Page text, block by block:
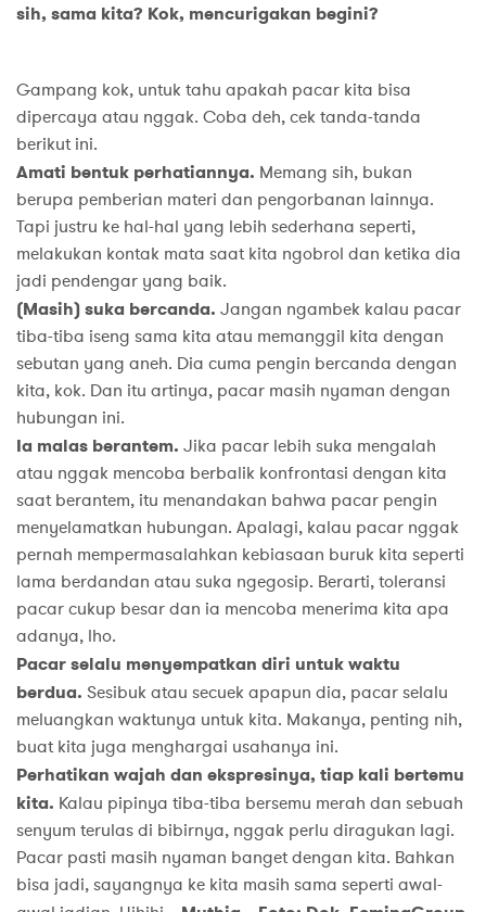
sih, sama kita? Kok, mencurigakan begini?
Gampang kok, untuk tahu apakah pacar kita bisa
dipercaya atau nggak. Coba deh, cek tanda-tanda
berikut ini.
Amati bentuk perhatiannya. Memang sih, bukan
berupa pemberian materi dan pengorbanan lainnya.
Tapi justru ke hal-hal yang lebih sederhana seperti,
melakukan kontak mata saat kita ngobrol dan ketika dia
jadi pendengar yang baik.
(Masih) suka bercanda. Jangan ngambek kalau pacar
tiba-tiba iseng sama kita atau memanggil kita dengan
sebutan yang aneh. Dia cuma pengin bercanda dengan
kita, kok. Dan itu artinya, pacar masih nyaman dengan
hubungan ini.
Ia malas berantem. Jika pacar lebih suka mengalah
atau nggak mencoba berbalik konfrontasi dengan kita
saat berantem, itu menandakan bahwa pacar pengin
menyelamatkan hubungan. Apalagi, kalau pacar nggak
pernah mempermasalahkan kebiasaan buruk kita seperti
lama berdandan atau suka ngegosip. Berarti, toleransi
pacar cukup besar dan ia mencoba menerima kita apa
adanya, lho.
Pacar selalu menyempatkan diri untuk waktu
berdua. Sesibuk atau secuek apapun dia, pacar selalu
meluangkan waktunya untuk kita. Makanya, penting nih,
buat kita juga menghargai usahanya ini.
Perhatikan wajah dan ekspresinya, tiap kali bertemu
kita. Kalau pipinya tiba-tiba bersemu merah dan sebuah
senyum terulas di bibirnya, nggak perlu diragukan lagi.
Pacar pasti masih nyaman banget dengan kita. Bahkan
bisa jadi, sayangnya ke kita masih sama seperti awal-